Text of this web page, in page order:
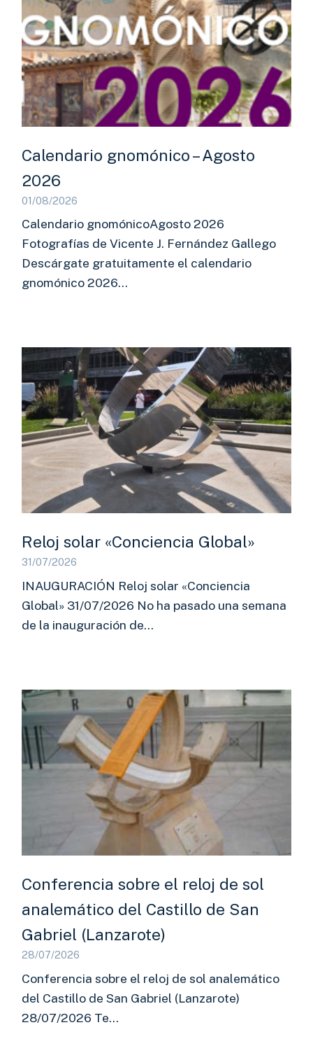
Calendario gnomónico – Agosto
2026
01/08/2026
Calendario gnomónicoAgosto 2026
Fotografías de Vicente J. Fernández Gallego
Descárgate gratuitamente el calendario
gnomónico 2026…
Reloj solar «Conciencia Global»
31/07/2026
INAUGURACIÓN Reloj solar «Conciencia
Global» 31/07/2026 No ha pasado una semana
de la inauguración de…
Conferencia sobre el reloj de sol
analemático del Castillo de San
Gabriel (Lanzarote)
28/07/2026
Conferencia sobre el reloj de sol analemático
del Castillo de San Gabriel (Lanzarote)
28/07/2026 Te…